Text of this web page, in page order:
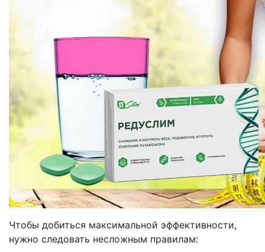
Чтобы добиться максимальной эффективности,
нужно следовать несложным правилам: